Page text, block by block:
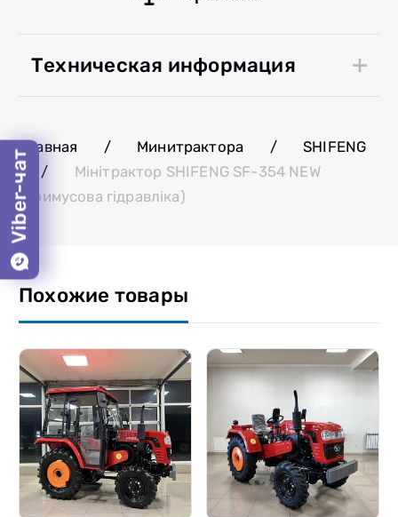
Техническая информация
Главная / Минитрактора /
SHIFENG
/
Мінітрактор SHIFENG SF-354 NEW
(примусова гідравліка)
Похожие товары
Viber-чат